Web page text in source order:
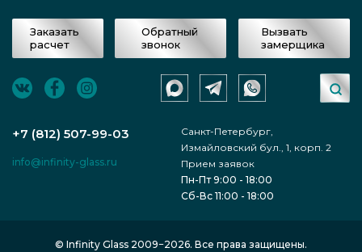
Заказать
расчет
Обратный
звонок
Вызвать
замерщика
+7 (812) 507-99-03
Санкт-Петербург,
Измайловский бул., 1, корп. 2
info@infinity-glass.ru
Прием заявок
Пн-Пт 9:00 - 18:00
Сб-Вс 11:00 - 18:00
© Infinity Glass 2009−2026. Все права защищены.